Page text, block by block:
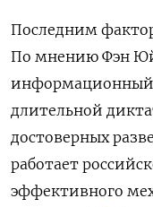
Последним
По мнению Фэн
информационный
длительной
достоверных
работает
эффективного